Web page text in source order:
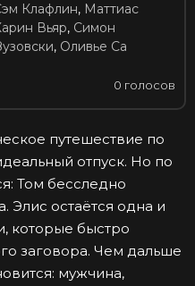
Клафлин, Маттиас
Вьяр, Симон
, Оливье Са
0 голосов
путешествие по
отпуск. Но по
Том бесследно
Элис остаётся одна и
которые быстро
заговора. Чем дальше
мужчина,